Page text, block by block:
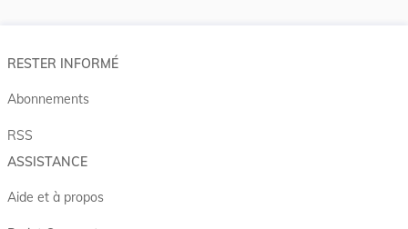
RESTER INFORMÉ
Abonnements
RSS
ASSISTANCE
Aide et à propos